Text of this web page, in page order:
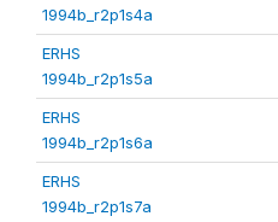
1994b_r2p1s4a
ERHS
1994b_r2p1s5a
ERHS
1994b_r2p1s6a
ERHS
1994b_r2p1s7a